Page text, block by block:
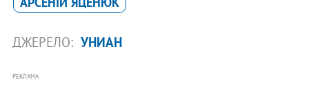
ДЖЕРЕЛО: УНИАН
РЕКЛАМА